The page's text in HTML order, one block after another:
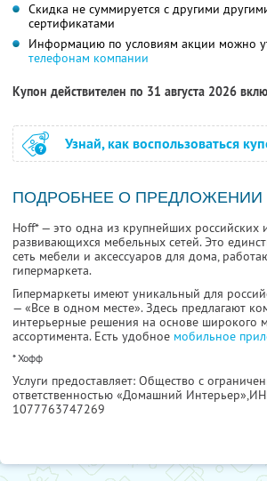
Скидка не суммируется с другими
сертификатами
Информацию по условиям акции можно
телефонам компании
Купон действителен по 31 августа 2026
Узнай, как воспользоваться
ПОДРОБНЕЕ О ПРЕДЛОЖЕНИИ
Hoff* — это одна из крупнейших российских
развивающихся мебельных сетей. Это
сеть мебели и аксессуаров для дома,
гипермаркета.
Гипермаркеты имеют уникальный для
— «Все в одном месте». Здесь предлагают
интерьерные решения на основе широкого
ассортимента. Есть удобное мобильное
* Хофф
Услуги предоставляет: Общество с
ответственностью «Домашний Интерьер»,
1077763747269